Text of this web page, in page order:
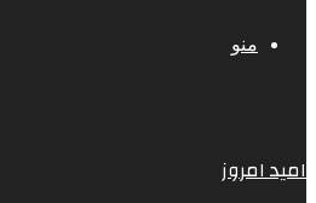
منو
امید امروز